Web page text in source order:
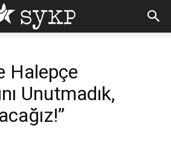
Halepçe
Unutmadık,